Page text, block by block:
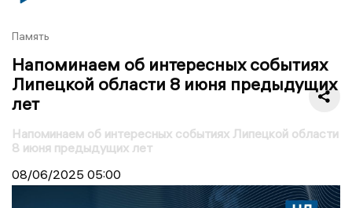
Память
Напоминаем об интересных событиях
Липецкой области 8 июня предыдущих
лет
Напоминаем об интересных событиях Липецкой области
8 июня предыдущих лет
08/06/2025 05:00